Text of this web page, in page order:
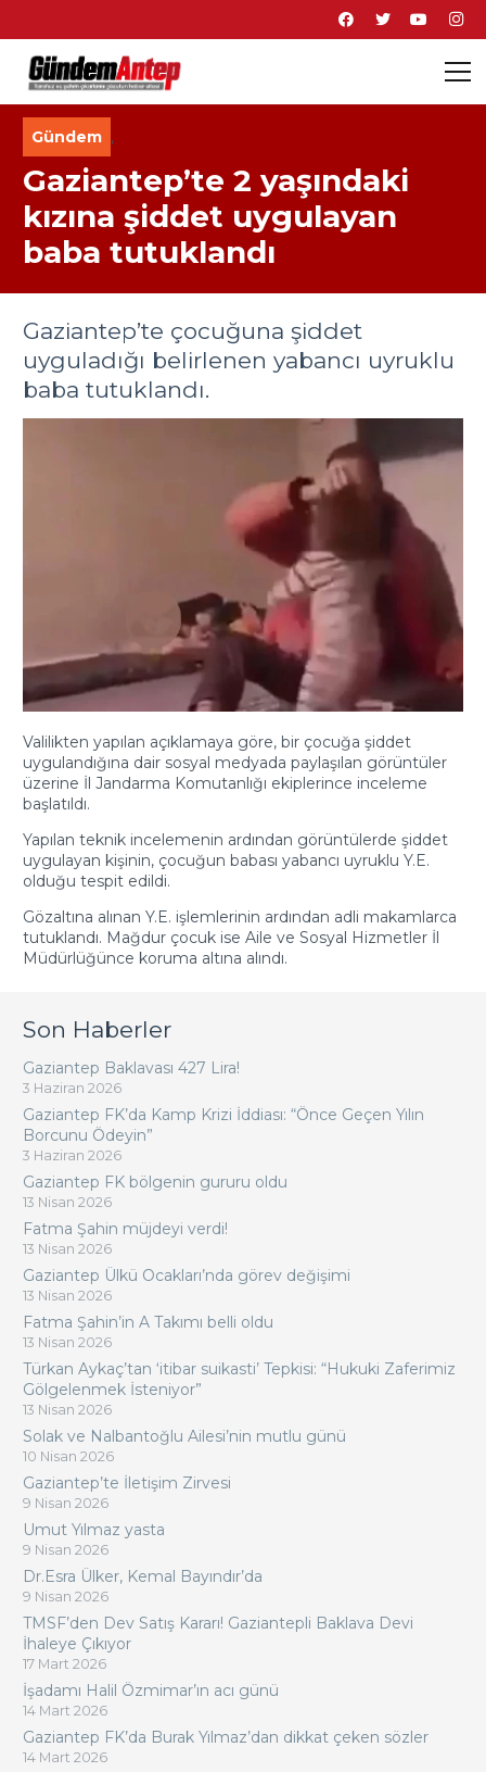
Gündem ,
Gaziantep’te 2 yaşındaki
kızına şiddet uygulayan
baba tutuklandı
Gaziantep’te çocuğuna şiddet
uyguladığı belirlenen yabancı uyruklu
baba tutuklandı.
Valilikten yapılan açıklamaya göre, bir çocuğa şiddet
uygulandığına dair sosyal medyada paylaşılan görüntüler
üzerine İl Jandarma Komutanlığı ekiplerince inceleme
başlatıldı.
Yapılan teknik incelemenin ardından görüntülerde şiddet
uygulayan kişinin, çocuğun babası yabancı uyruklu Y.E.
olduğu tespit edildi.
Gözaltına alınan Y.E. işlemlerinin ardından adli makamlarca
tutuklandı. Mağdur çocuk ise Aile ve Sosyal Hizmetler İl
Müdürlüğünce koruma altına alındı.
Son Haberler
Gaziantep Baklavası 427 Lira!
3 Haziran 2026
Gaziantep FK’da Kamp Krizi İddiası: “Önce Geçen Yılın
Borcunu Ödeyin”
3 Haziran 2026
Gaziantep FK bölgenin gururu oldu
13 Nisan 2026
Fatma Şahin müjdeyi verdi!
13 Nisan 2026
Gaziantep Ülkü Ocakları’nda görev değişimi
13 Nisan 2026
Fatma Şahin’in A Takımı belli oldu
13 Nisan 2026
Türkan Aykaç’tan ‘itibar suikasti’ Tepkisi: “Hukuki Zaferimiz
Gölgelenmek İsteniyor”
13 Nisan 2026
Solak ve Nalbantoğlu Ailesi’nin mutlu günü
10 Nisan 2026
Gaziantep’te İletişim Zirvesi
9 Nisan 2026
Umut Yılmaz yasta
9 Nisan 2026
Dr.Esra Ülker, Kemal Bayındır’da
9 Nisan 2026
TMSF’den Dev Satış Kararı! Gaziantepli Baklava Devi
İhaleye Çıkıyor
17 Mart 2026
İşadamı Halil Özmimar’ın acı günü
14 Mart 2026
Gaziantep FK’da Burak Yılmaz’dan dikkat çeken sözler
14 Mart 2026